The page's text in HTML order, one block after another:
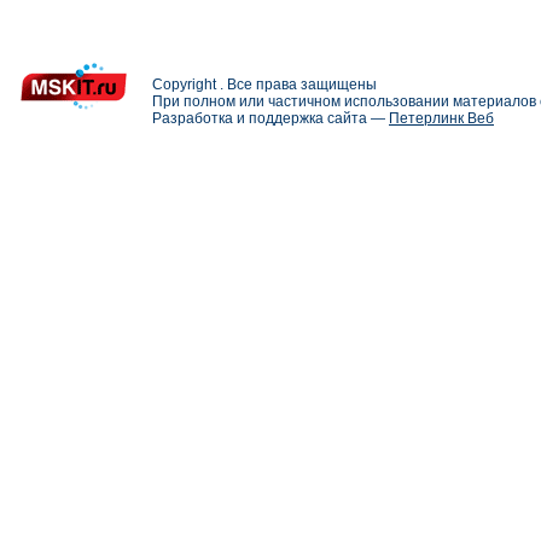
Copyright . Все права защищены
При полном или частичном использовании
Разработка и поддержка сайта — Петерлинк Веб